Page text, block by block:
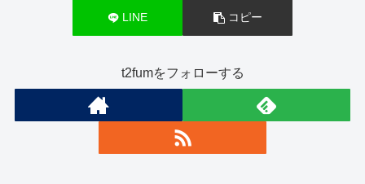
LINE コピー
t2fumをフォローする